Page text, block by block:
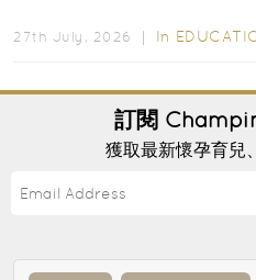
27th July, 2026 ｜ In
訂閱
獲取最新懷孕育兒